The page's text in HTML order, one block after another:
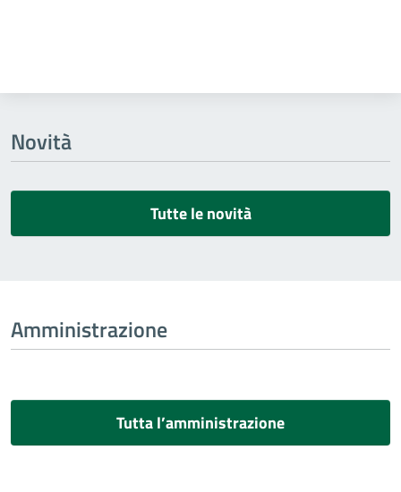
Novità
Tutte le novità
Amministrazione
Tutta l’amministrazione